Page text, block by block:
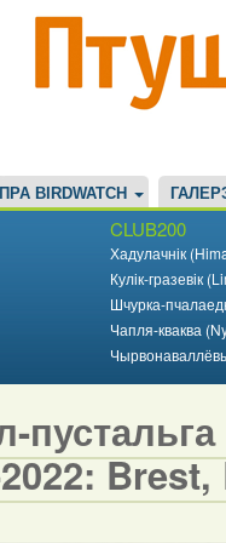
ПРА BIRDWATCH
CLUB200
Хадулачнік
Кулік-гразевік
Шчурка-
Чапля-кваква